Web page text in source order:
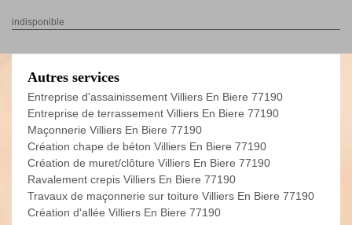
indisponible
Autres services
Entreprise d'assainissement Villiers En Biere 77190
Entreprise de terrassement Villiers En Biere 77190
Maçonnerie Villiers En Biere 77190
Création chape de béton Villiers En Biere 77190
Création de muret/clôture Villiers En Biere 77190
Ravalement crepis Villiers En Biere 77190
Travaux de maçonnerie sur toiture Villiers En Biere 77190
Création d'allée Villiers En Biere 77190